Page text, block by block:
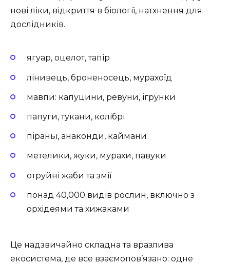
нові ліки, відкриття в біології, натхнення для
дослідників.
ягуар, оцелот, тапір
лінивець, броненосець, мурахоїд
мавпи: капуцини, ревуни, ігрунки
папуги, тукани, колібрі
піраньї, анаконди, каймани
метелики, жуки, мурахи, павуки
отруйні жаби та змії
понад 40,000 видів рослин, включно з
орхідеями та хижаками
Це надзвичайно складна та вразлива
екосистема, де все взаємопов’язано: одне